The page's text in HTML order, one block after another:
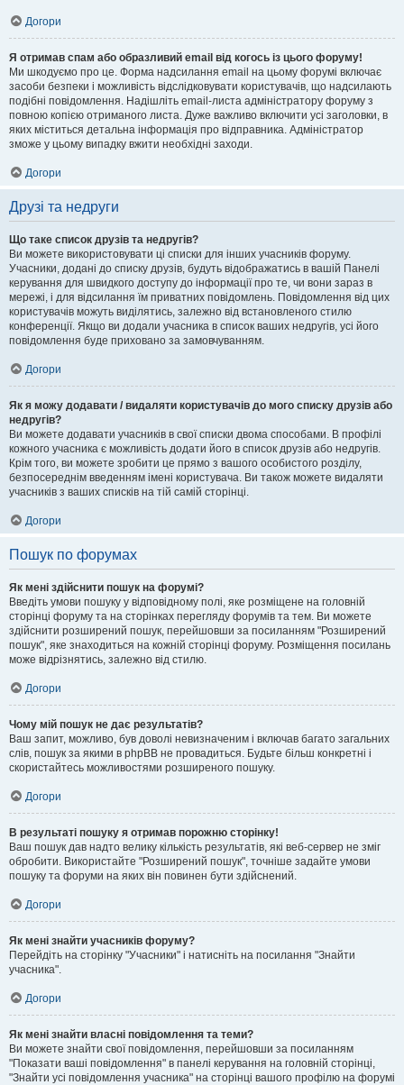
Догори
Я отримав спам або образливий email від когось із цього форуму!
Ми шкодуємо про це. Форма надсилання email на цьому форумі включає
засоби безпеки і можливість відслідковувати користувачів, що надсилають
подібні повідомлення. Надішліть email-листа адміністратору форуму з
повною копією отриманого листа. Дуже важливо включити усі заголовки, в
яких міститься детальна інформація про відправника. Адміністратор
зможе у цьому випадку вжити необхідні заходи.
Догори
Друзі та недруги
Що таке список друзів та недругів?
Ви можете використовувати ці списки для інших учасників форуму.
Учасники, додані до списку друзів, будуть відображатись в вашій Панелі
керування для швидкого доступу до інформації про те, чи вони зараз в
мережі, і для відсилання їм приватних повідомлень. Повідомлення від цих
користувачів можуть виділятись, залежно від встановленого стилю
конференції. Якщо ви додали учасника в список ваших недругів, усі його
повідомлення буде приховано за замовчуванням.
Догори
Як я можу додавати / видаляти користувачів до мого списку друзів або
недругів?
Ви можете додавати учасників в свої списки двома способами. В профілі
кожного учасника є можливість додати його в список друзів або недругів.
Крім того, ви можете зробити це прямо з вашого особистого розділу,
безпосереднім введенням імені користувача. Ви також можете видаляти
учасників з ваших списків на тій самій сторінці.
Догори
Пошук по форумах
Як мені здійснити пошук на форумі?
Введіть умови пошуку у відповідному полі, яке розміщене на головній
сторінці форуму та на сторінках перегляду форумів та тем. Ви можете
здійснити розширений пошук, перейшовши за посиланням "Розширений
пошук", яке знаходиться на кожній сторінці форуму. Розміщення посилань
може відрізнятись, залежно від стилю.
Догори
Чому мій пошук не дає результатів?
Ваш запит, можливо, був доволі невизначеним і включав багато загальних
слів, пошук за якими в phpBB не провадиться. Будьте більш конкретні і
скористайтесь можливостями розширеного пошуку.
Догори
В результаті пошуку я отримав порожню сторінку!
Ваш пошук дав надто велику кількість результатів, які веб-сервер не зміг
обробити. Використайте "Розширений пошук", точніше задайте умови
пошуку та форуми на яких він повинен бути здійснений.
Догори
Як мені знайти учасників форуму?
Перейдіть на сторінку "Учасники" і натисніть на посилання "Знайти
учасника".
Догори
Як мені знайти власні повідомлення та теми?
Ви можете знайти свої повідомлення, перейшовши за посиланням
"Показати ваші повідомлення" в панелі керування на головній сторінці,
"Знайти усі повідомлення учасника" на сторінці вашого профілю на форумі